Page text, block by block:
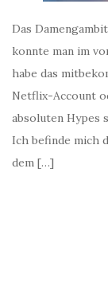
Das
konnte man im
habe das
Netflix-Account
absoluten Hypes
Ich befinde mich
dem […]